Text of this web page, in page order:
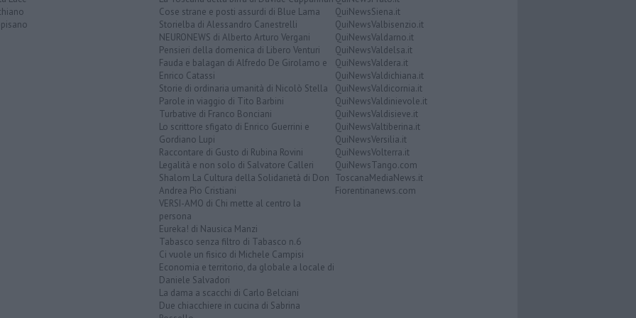
Cose strane e posti assurdi di Blue Lama
Storielba di Alessandro Canestrelli
NEURONEWS di Alberto Arturo Vergani
Pensieri della domenica di Libero Venturi
Fauda e balagan di Alfredo De Girolamo e
Enrico Catassi
Storie di ordinaria umanità di Nicolò Stella
Parole in viaggio di Tito Barbini
Turbative di Franco Bonciani
Lo scrittore sfigato di Enrico Guerrini e
Gordiano Lupi
Raccontare di Gusto di Rubina Rovini
Legalità e non solo di Salvatore Calleri
Shalom La Cultura della Solidarietà di Don
Andrea Pio Cristiani
VERSI-AMO di Chi mette al centro la
persona
Eureka! di Nausica Manzi
Tabasco senza filtro di Tabasco n.6
Ci vuole un fisico di Michele Campisi
Economia e territorio, da globale a locale di
Daniele Salvadori
La dama a scacchi di Carlo Belciani
Due chiacchiere in cucina di Sabrina
QuiNewsSiena.it
QuiNewsValbisenzio.it
QuiNewsValdarno.it
QuiNewsValdelsa.it
QuiNewsValdera.it
QuiNewsValdichiana.it
QuiNewsValdicornia.it
QuiNewsValdinievole.it
QuiNewsValdisieve.it
QuiNewsValtiberina.it
QuiNewsVersilia.it
QuiNewsVolterra.it
QuiNewsTango.com
ToscanaMediaNews.it
Fiorentinanews.com